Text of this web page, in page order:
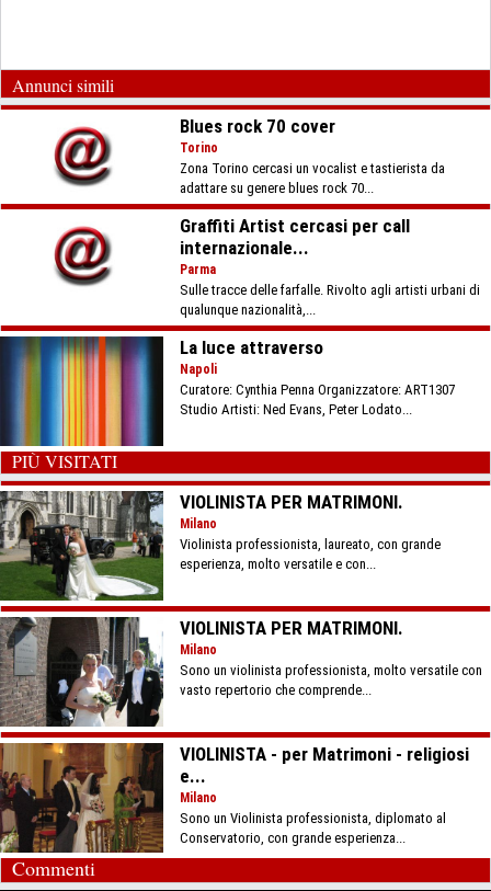
Annunci simili
Blues rock 70 cover
Torino
Zona Torino cercasi un vocalist e tastierista da
adattare su genere blues rock 70...
Graffiti Artist cercasi per call
internazionale...
Parma
Sulle tracce delle farfalle. Rivolto agli artisti urbani di
qualunque nazionalità,...
La luce attraverso
Napoli
Curatore: Cynthia Penna Organizzatore: ART1307
Studio Artisti: Ned Evans, Peter Lodato...
PIÙ VISITATI
VIOLINISTA PER MATRIMONI.
Milano
Violinista professionista, laureato, con grande
esperienza, molto versatile e con...
VIOLINISTA PER MATRIMONI.
Milano
Sono un violinista professionista, molto versatile con
vasto repertorio che comprende...
VIOLINISTA - per Matrimoni - religiosi
e...
Milano
Sono un Violinista professionista, diplomato al
Conservatorio, con grande esperienza...
Commenti